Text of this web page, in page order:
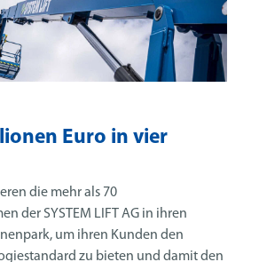
Euro in vier
die mehr als 70
der SYSTEM LIFT AG in ihren
um ihren Kunden den
zu bieten und damit den